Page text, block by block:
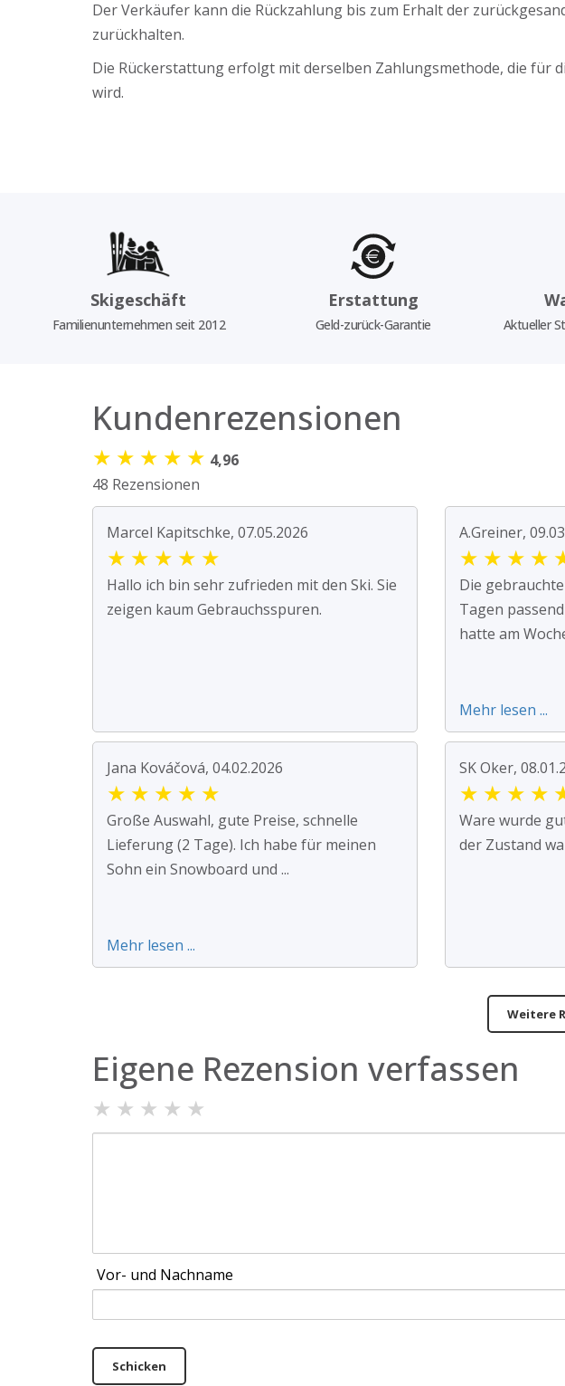
Der Verkäufer kann die Rückzahlung bis zum Erhalt der
zurückhalten.
Die Rückerstattung erfolgt mit derselben Zahlungsmethode, die für
wird.
Skigeschäft
Familienunternehmen seit 2012
Erstattung
Geld-zurück-Garantie Aktueller
Kundenrezensionen
★ ★ ★ ★ ★ 4,96
48 Rezensionen
Marcel Kapitschke, 07.05.2026
★ ★ ★ ★ ★
Hallo ich bin sehr zufrieden mit den Ski. Sie
zeigen kaum Gebrauchsspuren.
A.Greiner,
★ ★ ★ ★
Die
Tagen
hatte am
Mehr lesen ...
Jana Kováčová, 04.02.2026
★ ★ ★ ★ ★
Große Auswahl, gute Preise, schnelle
Lieferung (2 Tage). Ich habe für meinen
Sohn ein Snowboard und ...
Mehr lesen ...
SK Oker,
★ ★ ★ ★
Ware wurde
der Zustand
Weitere
Eigene Rezension verfassen
★ ★ ★ ★ ★
Vor- und Nachname
Schicken